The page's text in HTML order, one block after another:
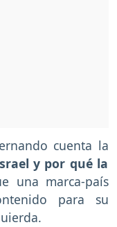
cuenta la
y por qué la
una marca-país
para su